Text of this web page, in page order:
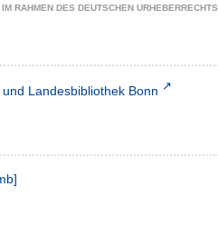
RAHMEN DES DEUTSCHEN URHEBERRECHTS.
Landesbibliothek Bonn
]